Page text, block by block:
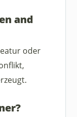
and
oder